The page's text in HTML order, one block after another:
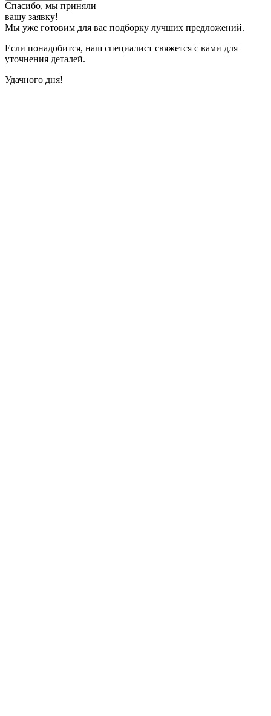
Спасибо, мы приняли
вашу заявку!
Мы уже готовим для вас подборку лучших предложений.
Если понадобится, наш специалист свяжется с вами для
уточнения деталей.
Удачного дня!